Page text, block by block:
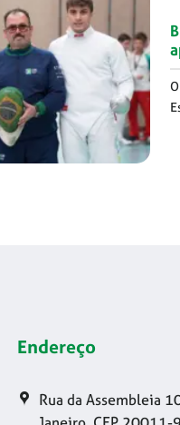
Endereço
Rua da Assembleia